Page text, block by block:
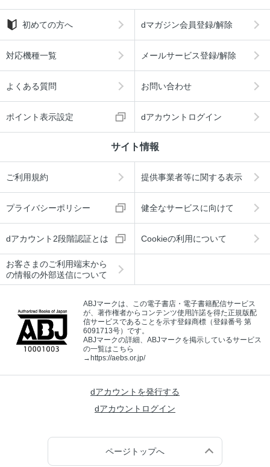
初めての方へ dマガジン会員登録/解除
対応機種一覧 メールサービス登録/解除
よくある質問 お問い合わせ
ポイント表示設定 dアカウントログイン
サイト情報
ご利用規約 提供事業者等に関する表示
プライバシーポリシー 健全なサービスに向けて
dアカウント2段階認証とは Cookieの利用について
お客さまのご利用端末から
の情報の外部送信について
ABJマークは、この電子書店・電子書籍配信サービス
が、著作権者からコンテンツ使用許諾を得た正規版配
信サービスであることを示す登録商標（登録番号 第
6091713号）です。
ABJマークの詳細、ABJマークを掲示しているサービス
の一覧はこちら
→https://aebs.or.jp/
dアカウントを発行する
dアカウントログイン
ページトップへ